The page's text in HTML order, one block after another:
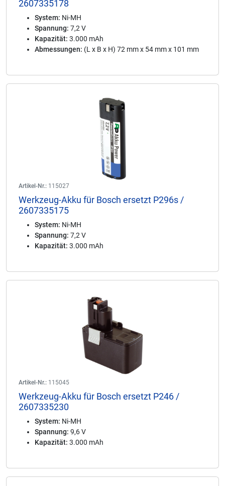
2607335178
System: Ni-MH
Spannung: 7,2 V
Kapazität: 3.000 mAh
Abmessungen: (L x B x H) 72 mm x 54 mm x 101 mm
Artikel-Nr.: 115027
Werkzeug-Akku für Bosch ersetzt P296s /
2607335175
System: Ni-MH
Spannung: 7,2 V
Kapazität: 3.000 mAh
Artikel-Nr.: 115045
Werkzeug-Akku für Bosch ersetzt P246 /
2607335230
System: Ni-MH
Spannung: 9,6 V
Kapazität: 3.000 mAh